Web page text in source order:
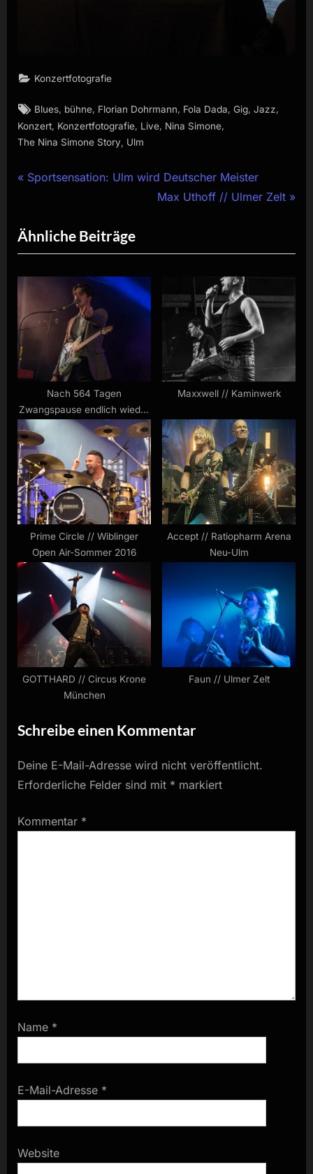
Konzertfotografie
Tags:
Blues bühne Florian Dohrmann Fola Dada ,Gig ,Jazz
Konzert Konzertfotografie Live Nina Simone
The Nina Simone Story
Ulm
Beitragsnavigation
P
v
i
o
s
s
:
Sportsensation: Ulm wird Deutscher Meister
N
t
Max Uthoff // Ulmer Zelt
Ähnliche Beiträge
Nach 564 Tagen
Zwangspause endlich wieder
Konzertfotos
Maxxwell // Kaminwerk
Prime Circle // Wiblinger
Open Air-Sommer 2016
Accept // Ratiopharm Arena
Neu-Ulm
GOTTHARD // Circus Krone
München
Faun // Ulmer Zelt
Schreibe einen Kommentar
Deine E-Mail-Adresse wird nicht veröffentlicht.
Erforderliche Felder sind mit * markiert
Kommentar *
Name *
E-Mail-Adresse *
Website